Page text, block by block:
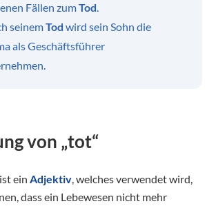
Fällen zumTod.
seinemTod wird sein Sohn die
als Geschäftsführer
von „tot“
ein Adjektiv, welches verwendet wird,
dass ein Lebewesen nicht mehr